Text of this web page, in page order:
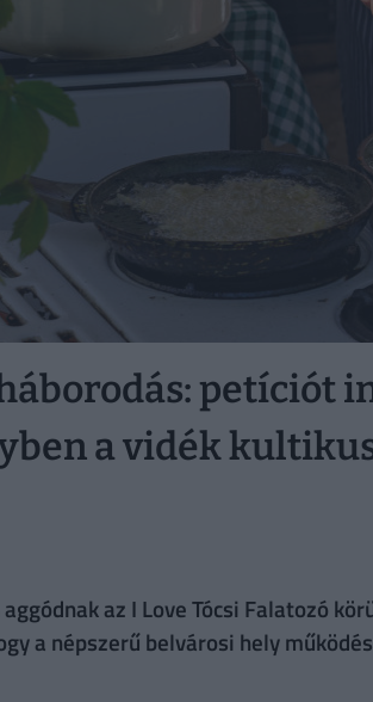
petíciót
a vidék
az I Love Tócsi Falatozó
a népszerű belvárosi hely